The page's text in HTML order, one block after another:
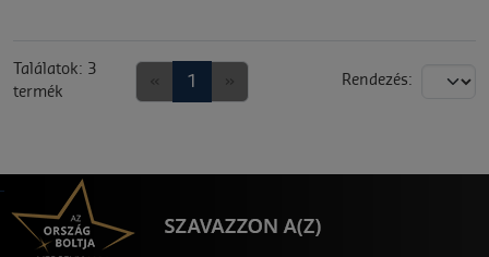
Találatok: 3
termék
1 Rendezés: